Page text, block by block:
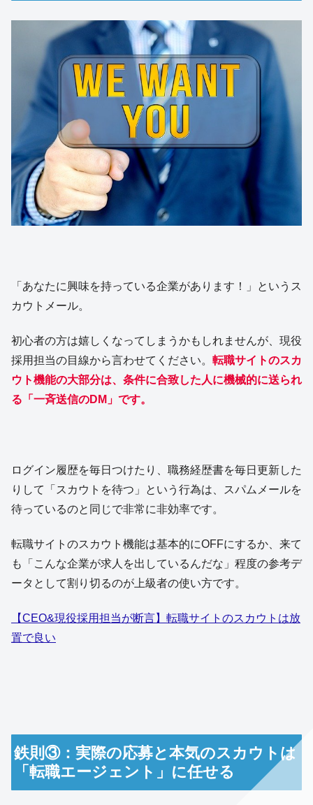
「あなたに興味を持っている企業があります！」というス
カウトメール。
初心者の方は嬉しくなってしまうかもしれませんが、現役
採用担当の目線から言わせてください。 転職サイトのスカ
ウト機能の大部分は、条件に合致した人に機械的に送られ
る「一斉送信のDM」です。
ログイン履歴を毎日つけたり、職務経歴書を毎日更新した
りして「スカウトを待つ」という行為は、スパムメールを
待っているのと同じで非常に非効率です。
転職サイトのスカウト機能は基本的にOFFにするか、来て
も「こんな企業が求人を出しているんだな」程度の参考デ
ータとして割り切るのが上級者の使い方です。
【CEO&現役採用担当が断言】転職サイトのスカウトは放
置で良い
鉄則③：実際の応募と本気のスカウトは
「転職エージェント」に任せる